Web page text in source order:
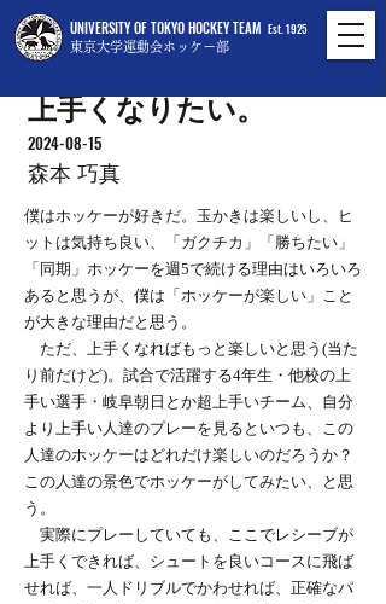
UNIVERSITY OF TOKYO HOCKEY TEAM
東京大学運動会ホッケー部
Est. 1925
上手くなりたい。
2024-08-15
森本 巧真
僕はホッケーが好きだ。玉かきは楽しいし、ヒ
ットは気持ち良い、「ガクチカ」「勝ちたい」
「同期」ホッケーを週5で続ける理由はいろいろ
あると思うが、僕は「ホッケーが楽しい」こと
が大きな理由だと思う。
ただ、上手くなればもっと楽しいと思う(当た
り前だけど)。試合で活躍する4年生・他校の上
手い選手・岐阜朝日とか超上手いチーム、自分
より上手い人達のプレーを見るといつも、この
人達のホッケーはどれだけ楽しいのだろうか？
この人達の景色でホッケーがしてみたい、と思
う。
実際にプレーしていても、ここでレシーブが
上手くできれば、シュートを良いコースに飛ば
せれば、一人ドリブルでかわせれば、正確なパ